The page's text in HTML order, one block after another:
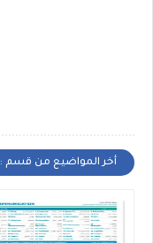
أخر المواضيع من قسم : 1ع ترم 1